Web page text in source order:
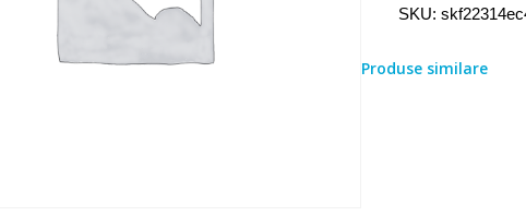
SKU:
Produse similare